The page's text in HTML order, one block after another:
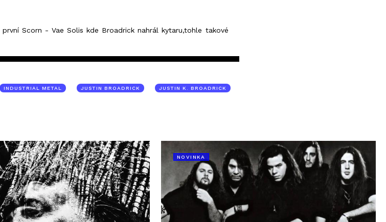
Scorn - Vae Solis kde Broadrick nahrál kytaru,tohle takové
INDUSTRIAL METAL JUSTIN BROADRICK JUSTIN K. BROADRICK
NOVINKA